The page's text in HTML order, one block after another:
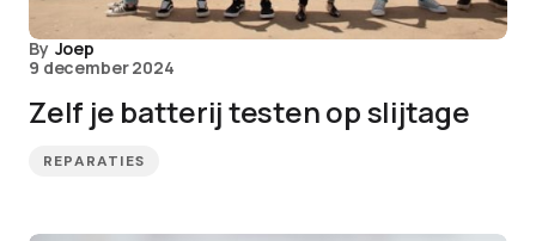
By Joep
9 december 2024
Zelf je batterij testen op slijtage
REPARATIES